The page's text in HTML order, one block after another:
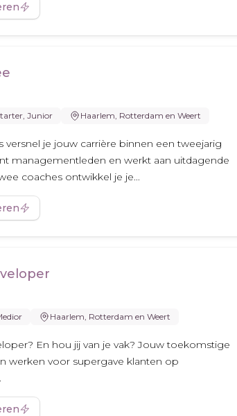
Junior Haarlem, Rotterdam en Weert
versnel je jouw carrière binnen een tweejarig
managementleden en werkt aan uitdagende
coaches ontwikkel je je...
Haarlem, Rotterdam en Weert
En hou jij van je vak? Jouw toekomstige
werken voor supergave klanten op